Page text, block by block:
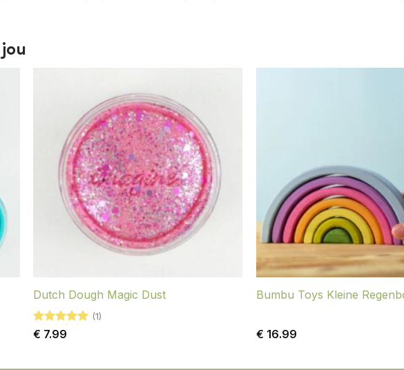
Dutch Dough Magic Dust
Gewaardeerd
(1)
€ 7.99
Bumbu Toys Kleine
€ 16.99